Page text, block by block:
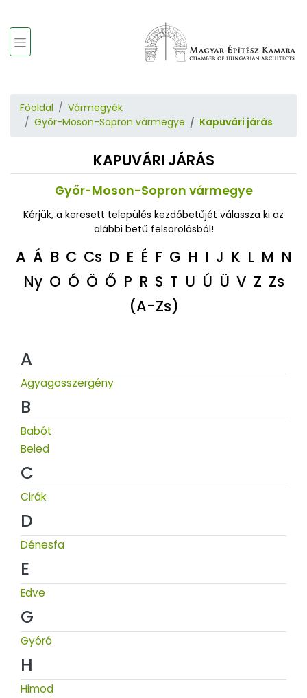
Főoldal
Vármegyék
Győr-Moson-Sopron vármegye
Kapuvári járás
KAPUVÁRI JÁRÁS
Győr-Moson-Sopron vármegye
Kérjük, a keresett település kezdőbetűjét válassza ki az
alábbi betű felsorolásból!
A Á B C Cs D E É F G H I J K L M N
Ny O Ó Ö Ő P R S T U Ú Ü V Z Zs
(A-Zs)
A
Agyagosszergény
B
Babót
Beled
C
Cirák
D
Dénesfa
E
Edve
G
Gyóró
H
Himod